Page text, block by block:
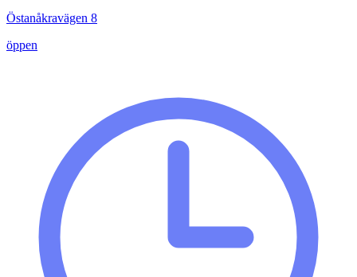
Östanåkravägen 8
öppen